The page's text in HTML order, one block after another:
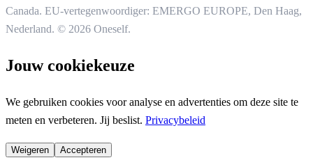
Canada. EU-vertegenwoordiger: EMERGO EUROPE, Den Haag,
Nederland. © 2026 Oneself.
Jouw cookiekeuze
We gebruiken cookies voor analyse en advertenties om deze site te
meten en verbeteren. Jij beslist. Privacybeleid
Weigeren Accepteren